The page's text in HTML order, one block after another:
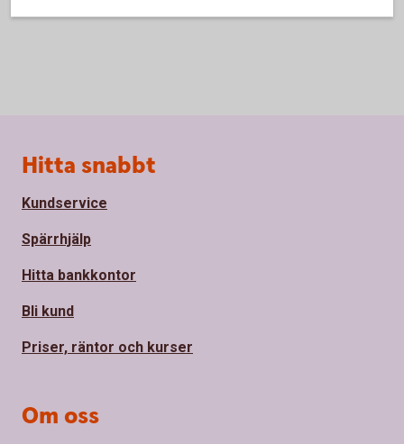
Sidfot
Hitta snabbt
Kundservice
Spärrhjälp
Hitta bankkontor
Bli kund
Priser, räntor och kurser
Om oss